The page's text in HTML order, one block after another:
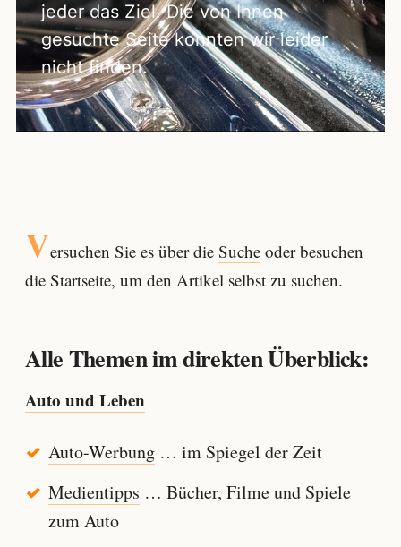
jeder das Ziel. Die von Ihnen
gesuchte Seite konnten wir leider
nicht finden.
Versuchen Sie es über die Sucheoder besuchen
die Startseite, um den Artikel selbst zu suchen.
Alle Themen im direkten Überblick:
Auto und Leben
Auto-Werbung… im Spiegel der Zeit
Medientipps … Bücher, Filme und Spiele
zum Auto